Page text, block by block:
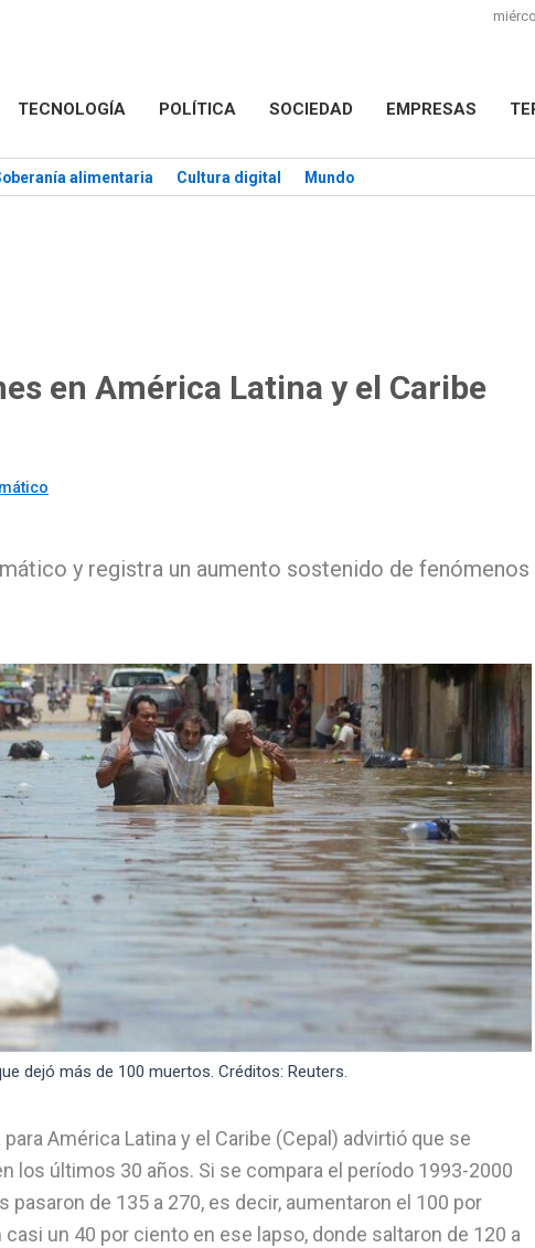
TECNOLOGÍA POLÍTICA SOCIEDAD EMPRESAS
alimentaria Cultura digital Mundo
en América Latina y el Caribe
y registra un aumento sostenido de fenómenos
dejó más de 100 muertos. Créditos: Reuters.
América Latina y el Caribe (Cepal) advirtió que se
los últimos 30 años. Si se compara el período 1993-2000
de 135 a 270, es decir, aumentaron el 100 por
un 40 por ciento en ese lapso, donde saltaron de 120 a